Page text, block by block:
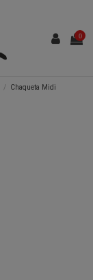
0
Chaqueta Midi